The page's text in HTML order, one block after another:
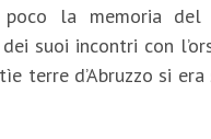
la memoria del
suoi incontri con
terre d’Abruzzo si